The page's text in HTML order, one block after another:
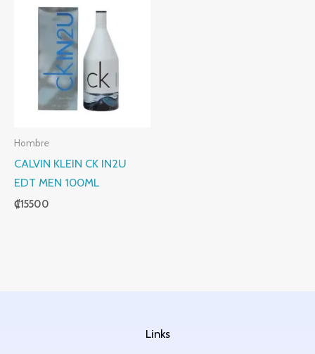
Hombre
CALVIN KLEIN CK IN2U
EDT MEN 100ML
₡15500
Links